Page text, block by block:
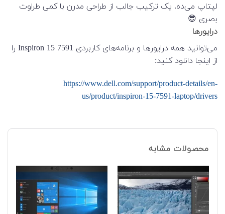
لپتاپ می‌ده. یک ترکیب جالب از طراحی مدرن با کمی طراوت
بصری 😎
درایورها
می‌توانید همه درایورها و برنامه‌های کاربردی Inspiron 15 7591 را
از اینجا دانلود کنید:
https://www.dell.com/support/product-details/en-
us/product/inspiron-15-7591-laptop/drivers
محصولات مشابه